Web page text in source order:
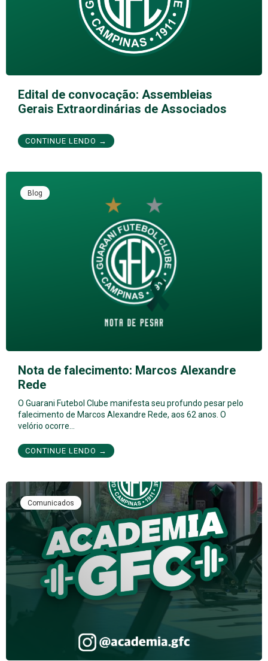
Edital de convocação: Assembleias
Gerais Extraordinárias de Associados
CONTINUE LENDO →
Blog
Nota de falecimento: Marcos Alexandre
Rede
O Guarani Futebol Clube manifesta seu profundo pesar pelo
falecimento de Marcos Alexandre Rede, aos 62 anos. O
velório ocorre…
CONTINUE LENDO →
Comunicados